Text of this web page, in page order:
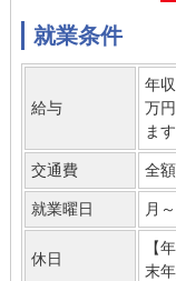
就業条件
給与
年
万
ます
交通費 全
就業曜日 月
休日
【
末